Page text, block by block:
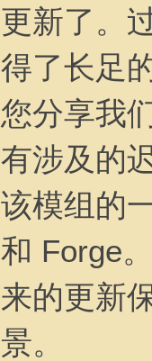
更新了。
得了长足
您分享我
有涉及的
该模组的
和 Forge
来的更新
景。